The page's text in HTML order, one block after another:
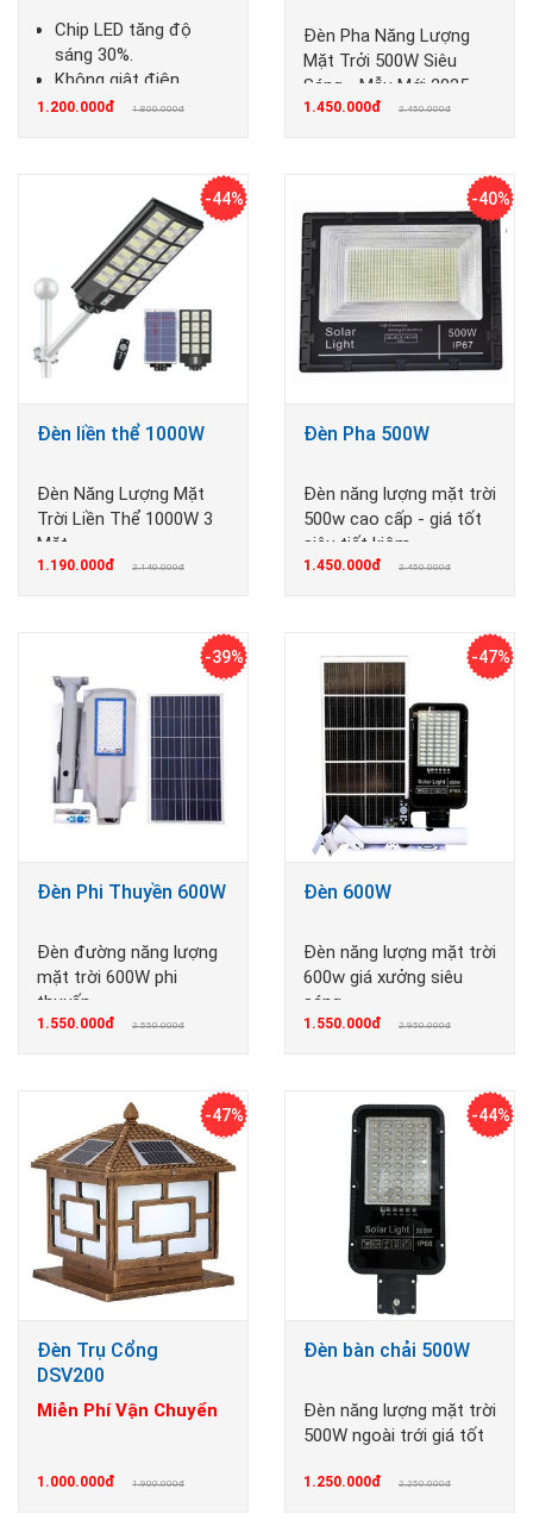
Chip LED tăng độ
sáng 30%.
Không giật điện,
không cháy nổ
1.200.000đ 1.800.000đ
Đèn Pha Năng Lượng
Mặt Trởi 500W Siêu
Sáng - Mẫu Mới 2025
1.450.000đ 2.450.000đ
-44%
Đèn liền thể 1000W
Đèn Năng Lượng Mặt
Trời Liền Thể 1000W 3
Mặt
1.190.000đ 2.140.000đ
-40%
Đèn Pha 500W
Đèn năng lượng mặt trời
500w cao cấp - giá tốt
siêu tiết kiệm
1.450.000đ 2.450.000đ
-39%
Đèn Phi Thuyền 600W
Đèn đường năng lượng
mặt trời 600W phi
thuyến
1.550.000đ 2.550.000đ
-47%
Đèn 600W
Đèn năng lượng mặt trời
600w giá xưởng siêu
sáng
1.550.000đ 2.950.000đ
-47%
Đèn Trụ Cổng
DSV200
Miễn Phí Vận Chuyển
1.000.000đ 1.900.000đ
-44%
Đèn bàn chải 500W
Đèn năng lượng mặt trời
500W ngoài trới giá tốt
1.250.000đ 2.250.000đ